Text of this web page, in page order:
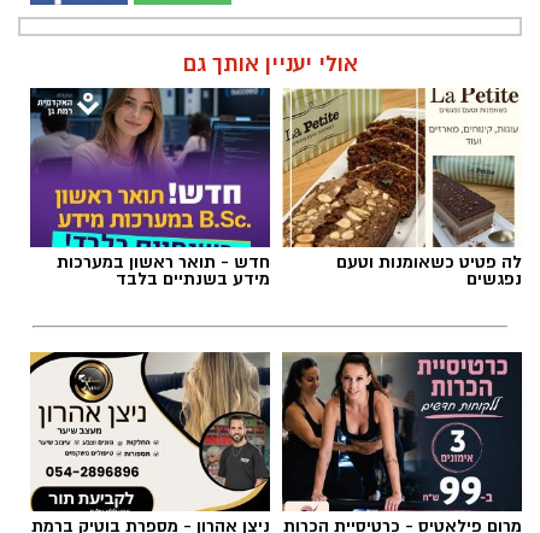
אולי יעניין אותך גם
לה פטיט כשאומנות וטעם
נפגשים
חדש - תואר ראשון במערכות
מידע בשנתיים בלבד
מרום פילאטיס - כרטיסיית הכרות ניצן אהרון - מספרת בוטיק ברמת